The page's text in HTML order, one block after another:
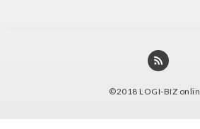
©2018 LOGI-BIZ